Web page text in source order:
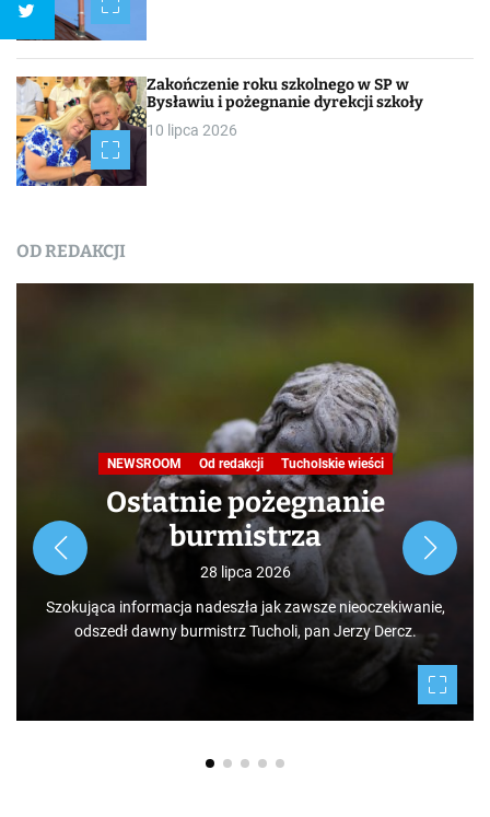
Zakończenie roku szkolnego w SP w
Bysławiu i pożegnanie dyrekcji szkoły
10 lipca 2026
OD REDAKCJI
NEWSROOM Od redakcji Tucholskie wieści
Ostatnie pożegnanie
burmistrza
28 lipca 2026
Szokująca informacja nadeszła jak zawsze nieoczekiwanie,
odszedł dawny burmistrz Tucholi, pan Jerzy Dercz.